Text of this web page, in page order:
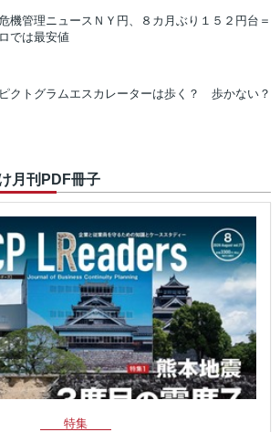
機管理ニュース ＮＹ円、８カ月ぶり１５２円台＝
では最安値
クトグラムエスカレーターは歩く？ 歩かない？
月刊PDF冊子
特集